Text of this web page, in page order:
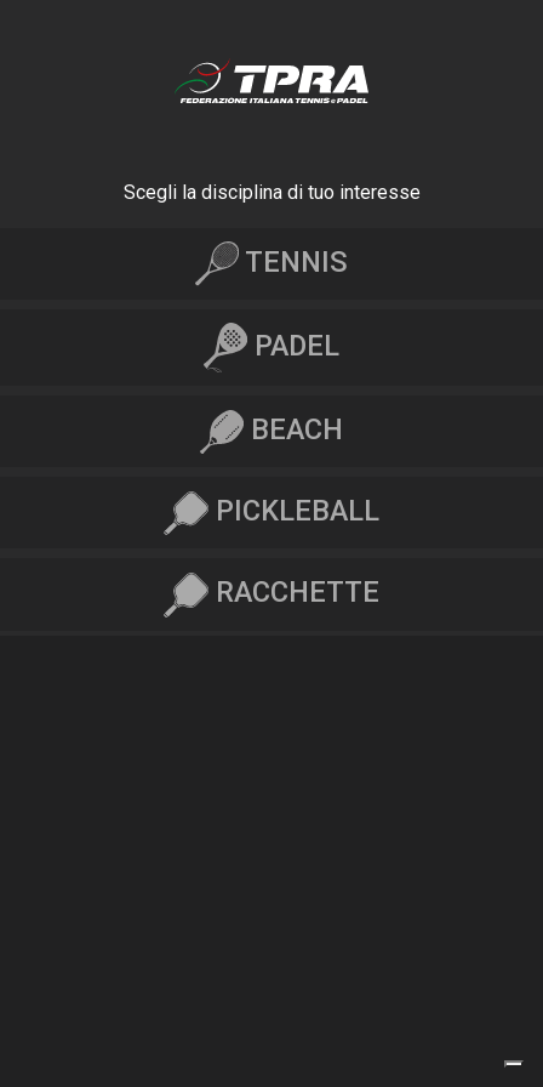
Scegli la disciplina di tuo interesse
TENNIS
PADEL
BEACH
PICKLEBALL
RACCHETTE